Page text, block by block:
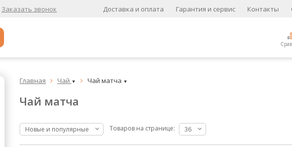
Заказать звонок Доставка и оплата Гарантия и сервис Контакты
Кофе в зернах свежей обжарки
Главная  Чай ▼  Чай матча ▼
Чай матча
Новые и популярные Товаров на странице: 36